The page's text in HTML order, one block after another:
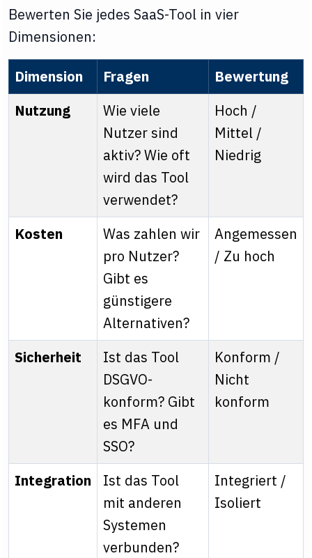
Bewerten Sie jedes SaaS-Tool in vier
Dimensionen:
Dimension Fragen
Bewertung
Nutzung
Wie viele
Nutzer sind
aktiv? Wie oft
wird das Tool
verwendet?
Hoch /
Mittel /
Niedrig
Kosten
Was zahlen wir
pro Nutzer?
Gibt es
günstigere
Alternativen?
Angemessen
/ Zu hoch
Sicherheit
Ist das Tool
DSGVO-
konform? Gibt
es MFA und
SSO?
Konform /
Nicht
konform
Integration
Ist das Tool
mit anderen
Systemen
verbunden?
Integriert /
Isoliert